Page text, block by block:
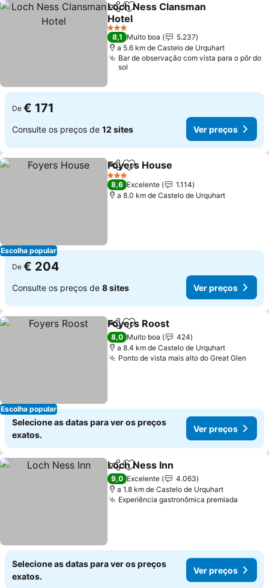
PartilharAdicionar aos favoritos
Loch Ness Clansman
Hotel
Ver preços
3 Estrelas
8,1 Muito boa
5.237
a 5.6 km de Castelo de Urquhart
Bar de observação com vista para o pôr do
sol
De € 171
Consulte os preços de 12 sites Ver preços
Escolha popular
PartilharAdicionar aos favoritos
Foyers House
3 Estrelas
8,6 Excelente
1.114
a 8.0 km de Castelo de Urquhart
De € 204
Consulte os preços de 8 sites Ver preços
Escolha popular
PartilharAdicionar aos favoritos
Foyers Roost
8,0 Muito boa
424
a 8.4 km de Castelo de Urquhart
Ponto de vista mais alto do Great Glen
Selecione as datas para ver os preços
exatos.
Ver preços
PartilharAdicionar aos favoritos
Loch Ness Inn
9,0 Excelente
4.063
a 1.8 km de Castelo de Urquhart
Experiência gastronômica premiada
Selecione as datas para ver os preços
exatos.
Ver preços